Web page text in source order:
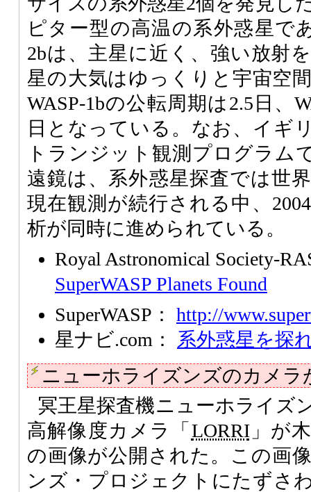
ピター型の高温の系外惑星で
2bは、主星に近く、強い放射
星の大気はゆっくりと宇宙空
WASP-1bの公転周期は2.5日、
日となっている。なお、イギ
トランジット観測プログラム
遠鏡は、系外惑星探査では世
現在観測が続行される中、
析が同時に進められている。
Royal Astronomical Society-
SuperWASP Planets Found
SuperWASP： http://
星ナビ.com： 系外惑星を探
ニューホライズンズのカメラ
冥王星探査機ニューホライズ
高解像度カメラ「 LORRI」が
の画像が公開された。この画
ンズ・プロジェクトにたずさ